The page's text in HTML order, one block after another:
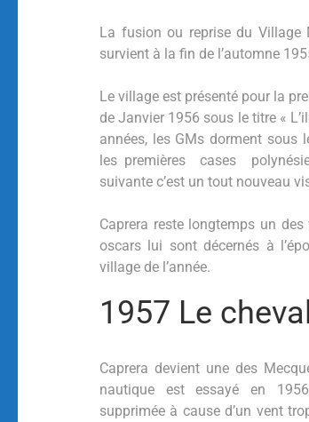
La fusion ou reprise du Village
survient à la fin de l’automne
Le village est présenté pour la
de Janvier 1956 sous le titre «
années, les GMs dorment sous
les premières cases
suivante c’est un tout nouveau
Caprera reste longtemps un
oscars lui sont décernés à
village de l’année.
1957 Le
Caprera devient une des
nautique est essayé en
supprimée à cause d’un vent